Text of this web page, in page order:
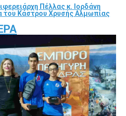
Πέλλας κ. Ιορδάνη
του Κάστρου Χρυσής Αλμωπίας